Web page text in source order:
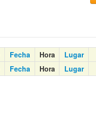
Fecha Hora Lugar
Fecha Hora Lugar